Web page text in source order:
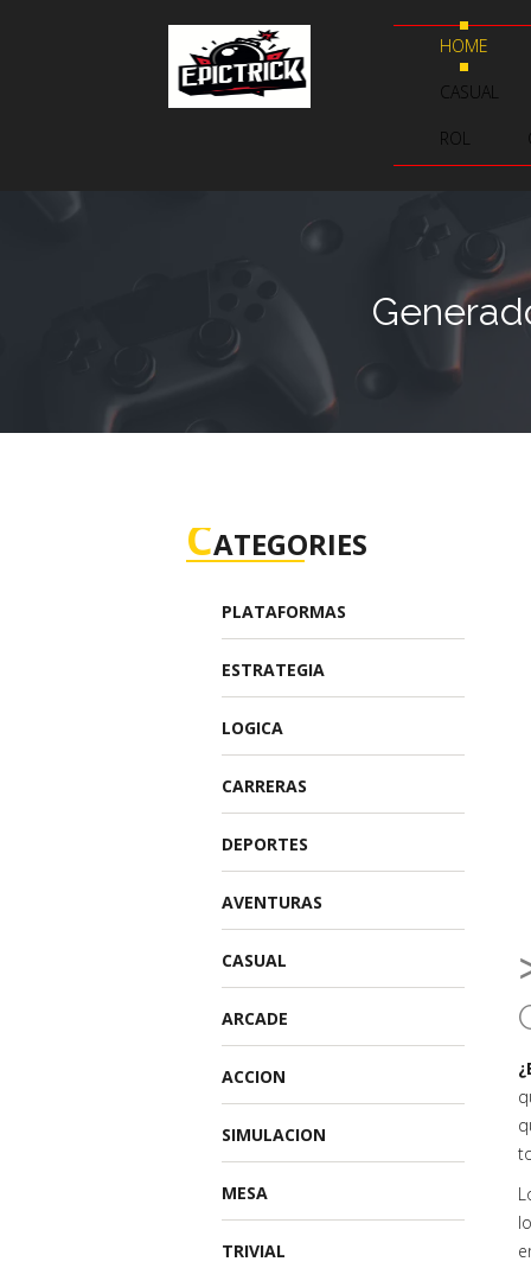
HOME
CASUAL
ROL
CATEGORIES
PLATAFORMAS
ESTRATEGIA
LOGICA
CARRERAS
DEPORTES
AVENTURAS
CASUAL
ARCADE
ACCION
SIMULACION
MESA
TRIVIAL